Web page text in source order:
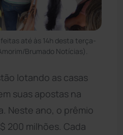
até às 14h desta terça-
Brumado Notícias).
lotando as casas
suas apostas na
Neste ano, o prêmio
200 milhões. Cada